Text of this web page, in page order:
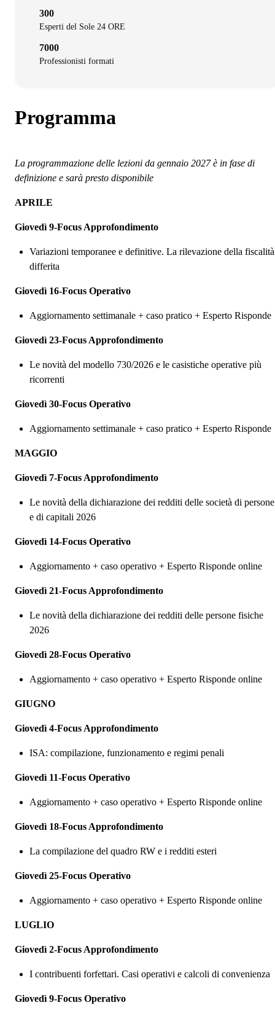
300
Esperti del Sole 24 ORE
7000
Professionisti formati
Programma
La programmazione delle lezioni da gennaio 2027 è in fase di
definizione e sarà presto disponibile
APRILE
Giovedì 9-Focus Approfondimento
Variazioni temporanee e definitive. La rilevazione della fiscalità
differita
Giovedì 16-Focus Operativo
Aggiornamento settimanale + caso pratico + Esperto Risponde
Giovedì 23-Focus Approfondimento
Le novità del modello 730/2026 e le casistiche operative più
ricorrenti
Giovedì 30-Focus Operativo
Aggiornamento settimanale + caso pratico + Esperto Risponde
MAGGIO
Giovedì 7-Focus Approfondimento
Le novità della dichiarazione dei redditi delle società di persone
e di capitali 2026
Giovedì 14-Focus Operativo
Aggiornamento + caso operativo + Esperto Risponde online
Giovedì 21-Focus Approfondimento
Le novità della dichiarazione dei redditi delle persone fisiche
2026
Giovedì 28-Focus Operativo
Aggiornamento + caso operativo + Esperto Risponde online
GIUGNO
Giovedì 4-Focus Approfondimento
ISA: compilazione, funzionamento e regimi penali
Giovedì 11-Focus Operativo
Aggiornamento + caso operativo + Esperto Risponde online
Giovedì 18-Focus Approfondimento
La compilazione del quadro RW e i redditi esteri
Giovedì 25-Focus Operativo
Aggiornamento + caso operativo + Esperto Risponde online
LUGLIO
Giovedì 2-Focus Approfondimento
I contribuenti forfettari. Casi operativi e calcoli di convenienza
Giovedì 9-Focus Operativo